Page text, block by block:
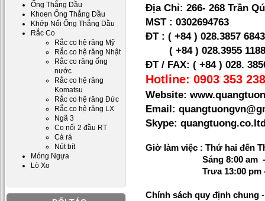
Ống Thắng Dầu
Khoen Ống Thắng Dầu
Khớp Nối Ống Thắng Dầu
Rắc Co
Rắc co hệ răng Mỹ
Rắc co hệ răng Nhật
Rắc co răng ống
nước
Rắc co hệ răng
Komatsu
Rắc co hệ răng Đức
Rắc co hệ răng LX
Ngã 3
Co nối 2 đầu RT
Cà rá
Nút bít
Móng Ngựa
Lò Xo
Địa Chỉ: 266- 268 Trần
MST : 0302694763
ĐT : ( +84 ) 028.3857
( +84 ) 028.3955
ĐT / FAX: ( +84 ) 028.
Hotline: 0903 353
Website:
Email:
Skype:
Giờ làm việc : Thứ hai đến
Sáng 8:00 am -
Trưa 13:00 pm -
Chính sách quy định chung